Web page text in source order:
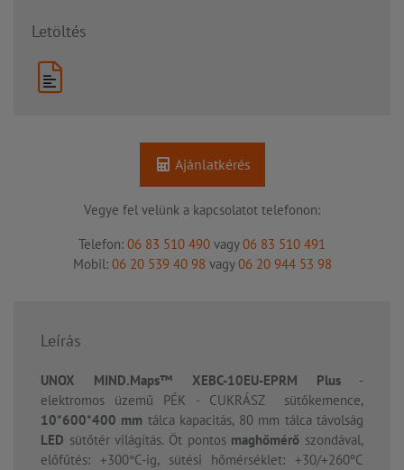
Letöltés
Ajánlatkérés
Vegye fel velünk a kapcsolatot telefonon:
Telefon: 06 83 510 490 vagy06 83 510 491
Mobil: 06 20 539 40 98 vagy06 20 944 53 98
Leírás
UNOX MIND.Maps™ XEBC-10EU-EPRM Plus-
elektromos üzemű PÉK - CUKRÁSZ sütőkemence,
10*600*400 mm tálca kapacitás, 80 mm tálca távolság
LED sütőtér világítás. Öt pontos maghőmérő szondával,
előfűtés: +300°C-ig, sütési hőmérséklet: +30/+260ºC